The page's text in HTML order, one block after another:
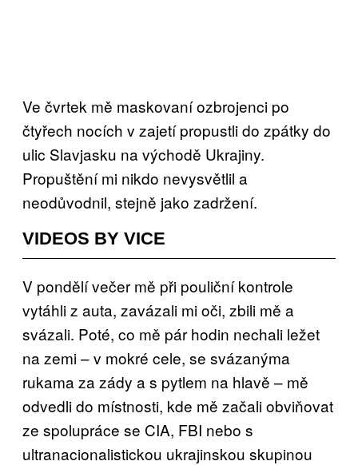
Ve čvrtek mě maskovaní ozbrojenci po
čtyřech nocích v zajetí propustli do zpátky do
ulic Slavjasku na východě Ukrajiny.
Propuštění mi nikdo nevysvětlil a
neodůvodnil, stejně jako zadržení.
VIDEOS BY VICE
V pondělí večer mě při pouliční kontrole
vytáhli z auta, zavázali mi oči, zbili mě a
svázali. Poté, co mě pár hodin nechali ležet
na zemi – v mokré cele, se svázanýma
rukama za zády a s pytlem na hlavě – mě
odvedli do místnosti, kde mě začali obviňovat
ze spolupráce se CIA, FBI nebo s
ultranacionalistickou ukrajinskou skupinou